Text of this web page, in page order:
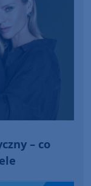
– co